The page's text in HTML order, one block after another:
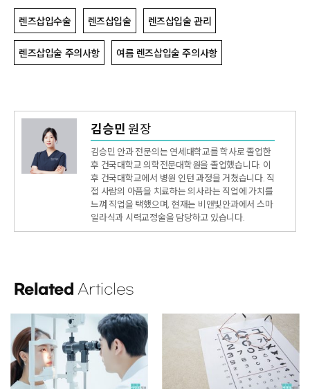
렌즈삽입수술 렌즈삽입술 렌즈삽입술 관리
렌즈삽입술 주의사항 여름 렌즈삽입술 주의사항
김승민 원장
김승민 안과 전문의는 연세대학교를 학사로 졸업한
후 건국대학교 의학전문대학원을 졸업했습니다. 이
후 건국대학교에서 병원 인턴 과정을 거쳤습니다. 직
접 사람의 아픔을 치료하는 의사라는 직업에 가치를
느껴 직업을 택했으며, 현재는 비앤빛안과에서 스마
일라식과 시력교정술을 담당하고 있습니다.
Related Articles